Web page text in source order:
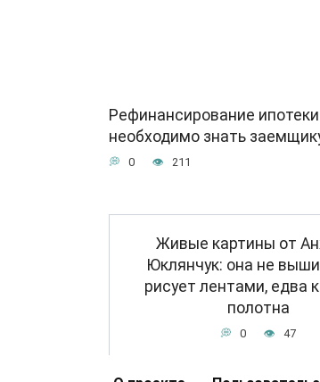
Рефинансирование
необходимо знать
0 211
Живые картины от
Юклянчук: она не
рисует лентами, едва
полотна
0 47